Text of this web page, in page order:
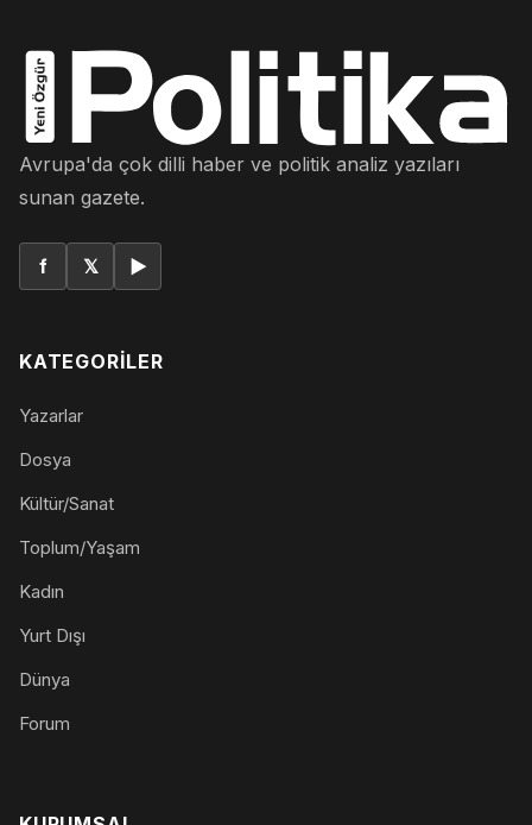
Avrupa'da çok dilli haber ve politik analiz yazıları
sunan gazete.
f 𝕏 ▶
KATEGORILER
Yazarlar
Dosya
Kültür/Sanat
Toplum/Yaşam
Kadın
Yurt Dışı
Dünya
Forum